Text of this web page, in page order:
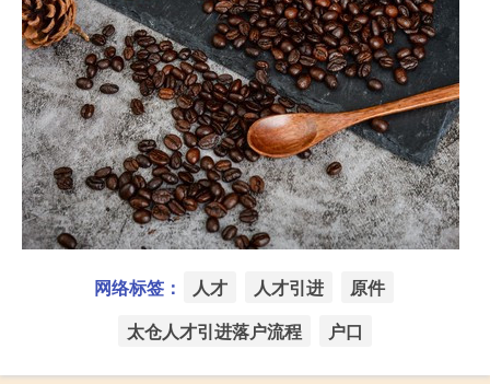
网络标签： 人才 人才引进
原件
太仓人才引进落户流程
户口